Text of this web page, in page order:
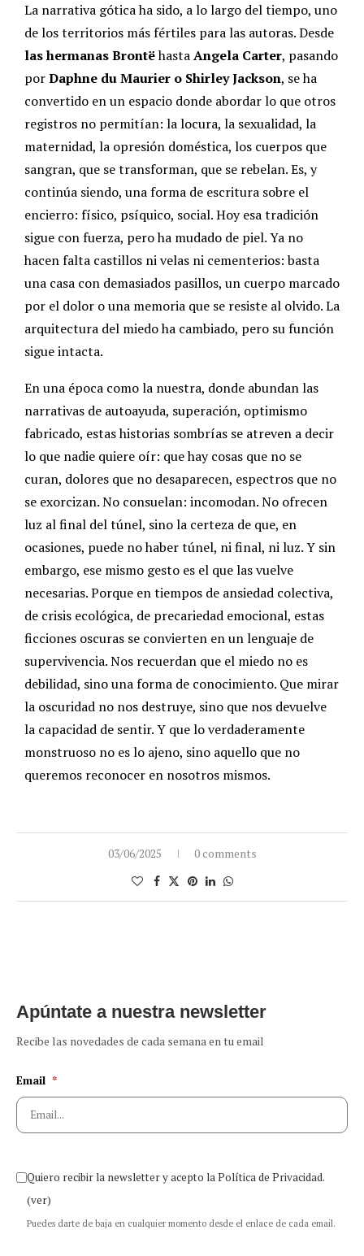
La narrativa gótica ha sido, a lo largo del tiempo, uno
de los territorios más fértiles para las autoras. Desde
las hermanas BrontëhastaAngela Carter, pasando
porDaphne du Maurier o Shirley Jackson, se ha
convertido en un espacio donde abordar lo que otros
registros no permitían: la locura, la sexualidad, la
maternidad, la opresión doméstica, los cuerpos que
sangran, que se transforman, que se rebelan.Es, y
continúa siendo, una forma de escritura sobre el
encierro: físico, psíquico, social. Hoy esa tradición
sigue con fuerza, pero ha mudado de piel. Ya no
hacen falta castillos ni velas ni cementerios: basta
una casa con demasiados pasillos, un cuerpo marcado
por el dolor o una memoria que se resiste al olvido.La
arquitectura del miedo ha cambiado, pero su función
sigue intacta.
En una época como la nuestra, donde abundan las
narrativas de autoayuda, superación, optimismo
fabricado, estas historias sombrías se atreven a decir
lo que nadie quiere oír: que hay cosas que no se
curan, dolores que no desaparecen, espectros que no
se exorcizan.No consuelan: incomodan. No ofrecen
luz al final del túnel, sino la certeza de que, en
ocasiones, puede no haber túnel, ni final, ni luz. Y sin
embargo, ese mismo gesto es el que las vuelve
necesarias. Porque en tiempos de ansiedad colectiva,
de crisis ecológica, de precariedad emocional, estas
ficciones oscuras se convierten en un lenguaje de
supervivencia.Nos recuerdan que el miedo no es
debilidad, sino una forma de conocimiento. Que mirar
la oscuridad no nos destruye, sino que nos devuelve
la capacidad de sentir. Y que lo verdaderamente
monstruoso no es lo ajeno, sino aquello que no
queremos reconocer en nosotros mismos.
03/06/2025 0 comments
Apúntate a nuestra newsletter
Recibe las novedades de cada semana en tu email
Email *
Quiero recibir la newsletter y acepto la Política de Privacidad.
(ver)
Puedes darte de baja en cualquier momento desde el enlace de cada email.